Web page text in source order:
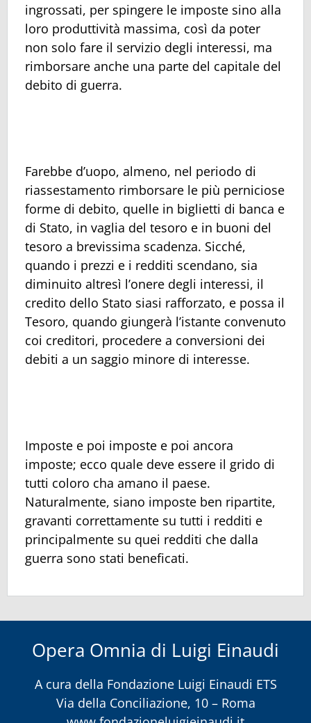
ingrossati, per spingere le imposte sino alla
loro produttività massima, così da poter
non solo fare il servizio degli interessi, ma
rimborsare anche una parte del capitale del
debito di guerra.
Farebbe d’uopo, almeno, nel periodo di
riassestamento rimborsare le più perniciose
forme di debito, quelle in biglietti di banca e
di Stato, in vaglia del tesoro e in buoni del
tesoro a brevissima scadenza. Sicché,
quando i prezzi e i redditi scendano, sia
diminuito altresì l’onere degli interessi, il
credito dello Stato siasi rafforzato, e possa il
Tesoro, quando giungerà l’istante convenuto
coi creditori, procedere a conversioni dei
debiti a un saggio minore di interesse.
Imposte e poi imposte e poi ancora
imposte; ecco quale deve essere il grido di
tutti coloro cha amano il paese.
Naturalmente, siano imposte ben ripartite,
gravanti correttamente su tutti i redditi e
principalmente su quei redditi che dalla
guerra sono stati beneficati.
Opera Omnia di Luigi Einaudi
A cura della Fondazione Luigi Einaudi ETS
Via della Conciliazione, 10 – Roma